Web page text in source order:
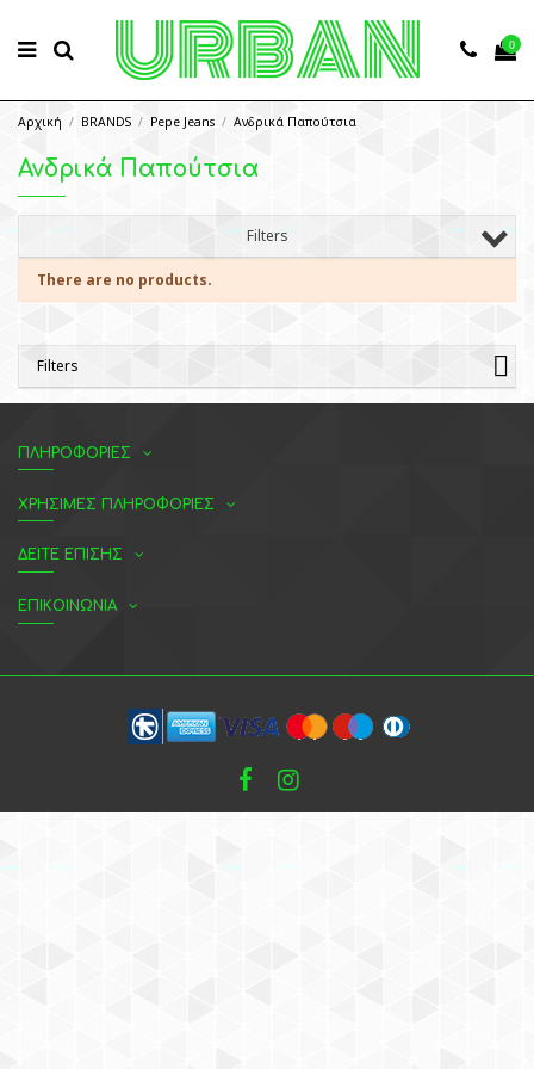
0
Αρχική BRANDS Pepe Jeans Ανδρικά Παπούτσια
Ανδρικά Παπούτσια
Filters
There are no products.
Filters
ΠΛΗΡΟΦΟΡΙΕΣ
ΧΡΗΣΙΜΕΣ ΠΛΗΡΟΦΟΡΙΕΣ
ΔΕΙΤΕ ΕΠΙΣΗΣ
ΕΠΙΚΟΙΝΩΝΙΑ